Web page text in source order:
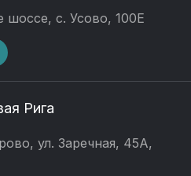
с. Усово, 100Е
Рига
ул. Заречная, 45А,